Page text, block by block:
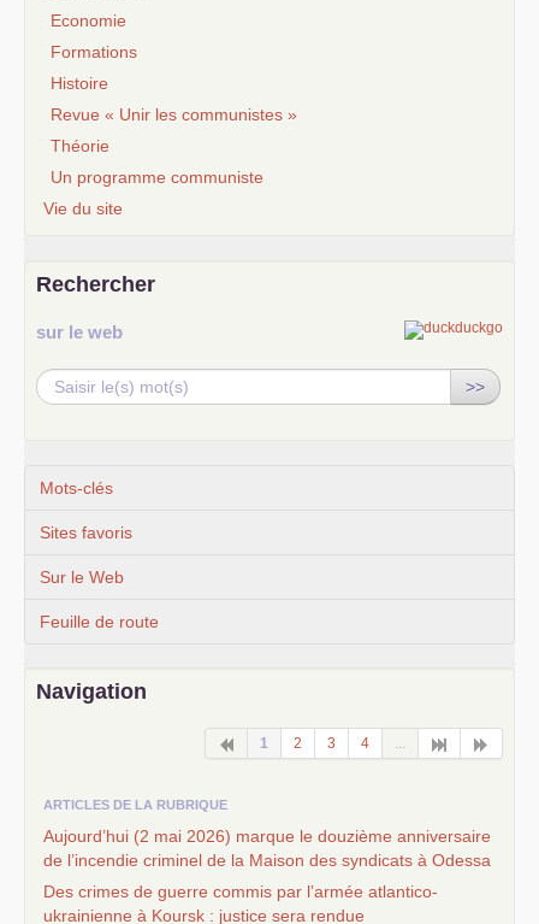
Economie
Formations
Histoire
Revue « Unir les communistes »
Théorie
Un programme communiste
Vie du site
Rechercher
sur le web
>>
Mots-clés
Sites favoris
Sur le Web
Feuille de route
Navigation
1 2 3 4
ARTICLES DE LA RUBRIQUE
Aujourd’hui (2 mai 2026) marque le douzième anniversaire
de l’incendie criminel de la Maison des syndicats à Odessa
Des crimes de guerre commis par l’armée atlantico-
ukrainienne à Koursk : justice sera rendue